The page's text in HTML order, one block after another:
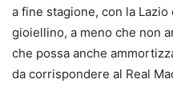
a fine stagione, con la
gioiellino, a meno che non
che possa anche
da corrispondere al Real